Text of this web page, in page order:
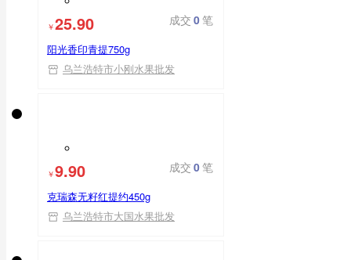
￥25.90 成交 0笔
阳光香印青提750g
乌兰浩特市小刚水果批发
￥9.90 成交 0笔
克瑞森无籽红提约450g
乌兰浩特市大国水果批发